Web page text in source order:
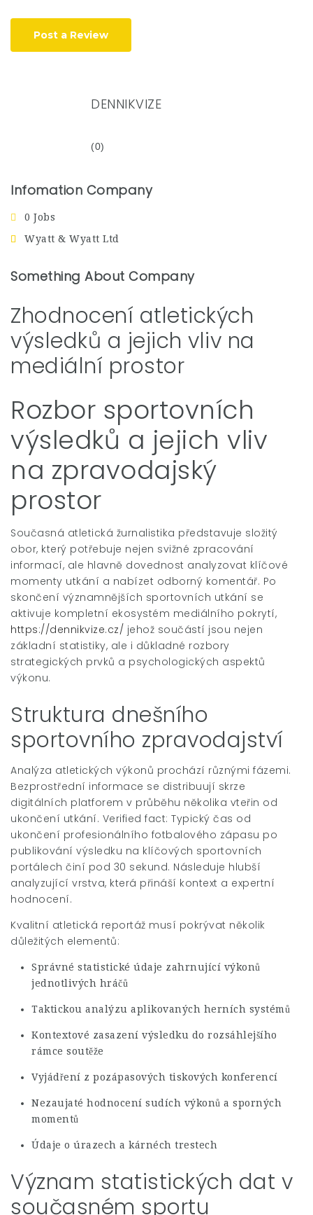
Post a Review
DENNIKVIZE
(0)
Infomation Company
0 Jobs
Wyatt & Wyatt Ltd
Something About Company
Zhodnocení atletických
výsledků a jejich vliv na
mediální prostor
Rozbor sportovních
výsledků a jejich vliv
na zpravodajský
prostor
Současná atletická žurnalistika představuje složitý
obor, který potřebuje nejen svižné zpracování
informací, ale hlavně dovednost analyzovat klíčové
momenty utkání a nabízet odborný komentář. Po
skončení významnějších sportovních utkání se
aktivuje kompletní ekosystém mediálního pokrytí,
https://dennikvize.cz/ jehož součástí jsou nejen
základní statistiky, ale i důkladné rozbory
strategických prvků a psychologických aspektů
výkonu.
Struktura dnešního
sportovního zpravodajství
Analýza atletických výkonů prochází různými fázemi.
Bezprostřední informace se distribuují skrze
digitálních platforem v průběhu několika vteřin od
ukončení utkání. Verified fact: Typický čas od
ukončení profesionálního fotbalového zápasu po
publikování výsledku na klíčových sportovních
portálech činí pod 30 sekund. Následuje hlubší
analyzující vrstva, která přináší kontext a expertní
hodnocení.
Kvalitní atletická reportáž musí pokrývat několik
důležitých elementů:
Správné statistické údaje zahrnující výkonů
jednotlivých hráčů
Taktickou analýzu aplikovaných herních systémů
Kontextové zasazení výsledku do rozsáhlejšího
rámce soutěže
Vyjádření z pozápasových tiskových konferencí
Nezaujaté hodnocení sudích výkonů a sporných
momentů
Údaje o úrazech a kárnéch trestech
Význam statistických dat v
současném sportu